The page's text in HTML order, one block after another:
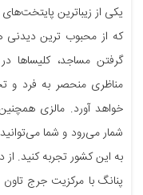
یکی از زیباترین
که از محبوب ترین دیدنی
گرفتن مساجد، کلیسا‌ها
مناظری منحصر‌ به فرد و
خواهد آورد. مالزی
شمار می‌رود و شما
به این کشور تجربه کنید.
پنانگ با مرکزیت جرج